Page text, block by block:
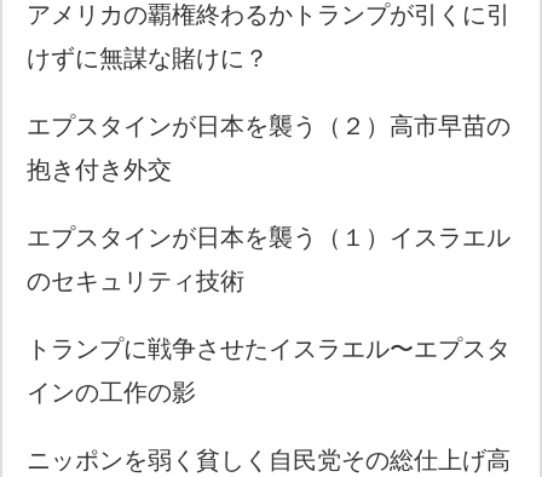
アメリカの覇権終わるかトランプが引くに引
けずに無謀な賭けに？
エプスタインが日本を襲う（２）高市早苗の
抱き付き外交
エプスタインが日本を襲う（１）イスラエル
のセキュリティ技術
トランプに戦争させたイスラエル〜エプスタ
インの工作の影
ニッポンを弱く貧しく自民党その総仕上げ高